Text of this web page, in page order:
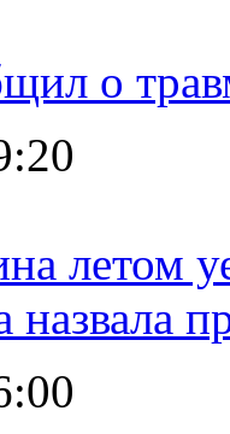
о
летом
назвала